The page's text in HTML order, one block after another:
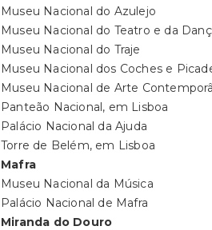
Museu Nacional do Azulejo
Museu Nacional do Teatro e da
Museu Nacional do Traje
Museu Nacional dos Coches e
Museu Nacional de Arte
Panteão Nacional, em Lisboa
Palácio Nacional da Ajuda
Torre de Belém, em Lisboa
Mafra
Museu Nacional da Música
Palácio Nacional de Mafra
Miranda do Douro